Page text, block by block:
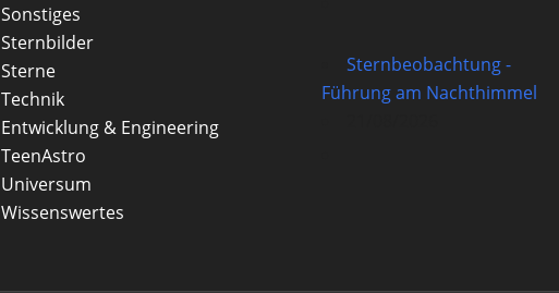
Sonstiges
Sternbilder
Sterne
Technik
Entwicklung & Engineering
TeenAstro
Universum
Wissenswertes
Sternbeobachtung -
Führung am Nachthimmel